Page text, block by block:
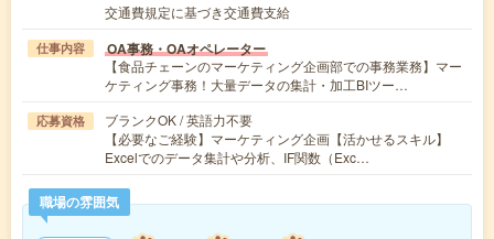
交通費規定に基づき交通費支給
仕事内容 OA事務・OAオペレーター
【食品チェーンのマーケティング企画部での事務業務】マー
ケティング事務！大量データの集計・加工BIツー…
応募資格
ブランクOK / 英語力不要
【必要なご経験】マーケティング企画【活かせるスキル】
Excelでのデータ集計や分析、IF関数（Exc…
職場の雰囲気